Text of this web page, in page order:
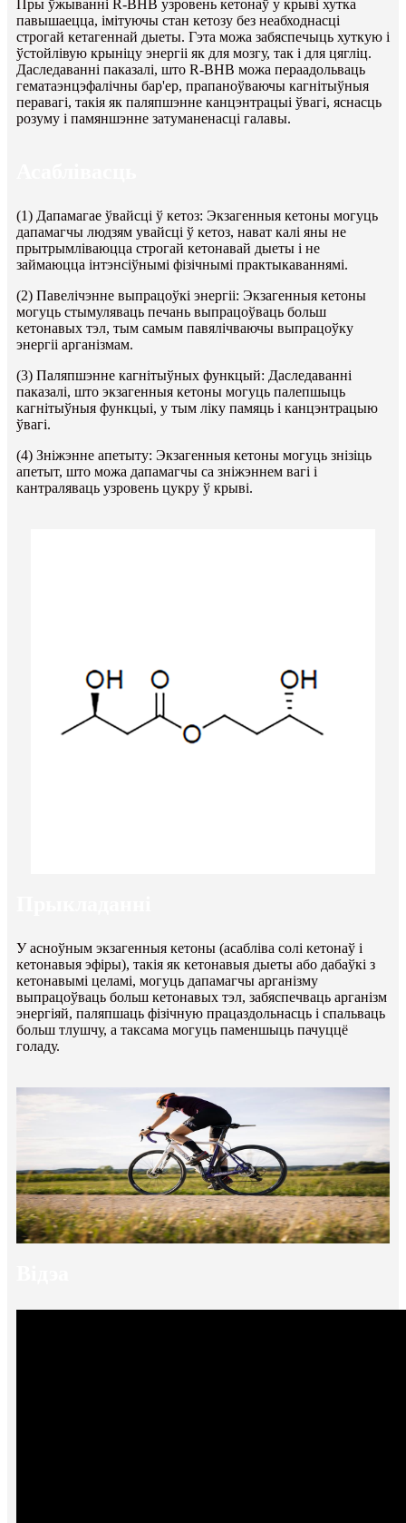
Пры ўжыванні R-BHB узровень кетонаў у крыві хутка
павышаецца, імітуючы стан кетозу без неабходнасці
строгай кетагеннай дыеты. Гэта можа забяспечыць хуткую і
ўстойлівую крыніцу энергіі як для мозгу, так і для цягліц.
Даследаванні паказалі, што R-BHB можа пераадольваць
гематаэнцэфалічны бар'ер, прапаноўваючы кагнітыўныя
перавагі, такія як паляпшэнне канцэнтрацыі ўвагі, яснасць
розуму і памяншэнне затуманенасці галавы.
(1) Дапамагае ўвайсці ў кетоз: Экзагенныя кетоны могуць
дапамагчы людзям увайсці ў кетоз, нават калі яны не
прытрымліваюцца строгай кетонавай дыеты і не
займаюцца інтэнсіўнымі фізічнымі практыкаваннямі.
(2) Павелічэнне выпрацоўкі энергіі: Экзагенныя кетоны
могуць стымуляваць печань выпрацоўваць больш
кетонавых тэл, тым самым павялічваючы выпрацоўку
энергіі арганізмам.
(3) Паляпшэнне кагнітыўных функцый: Даследаванні
паказалі, што экзагенныя кетоны могуць палепшыць
кагнітыўныя функцыі, у тым ліку памяць і канцэнтрацыю
ўвагі.
(4) Зніжэнне апетыту: Экзагенныя кетоны могуць знізіць
апетыт, што можа дапамагчы са зніжэннем вагі і
кантраляваць узровень цукру ў крыві.
У асноўным экзагенныя кетоны (асабліва солі кетонаў і
кетонавыя эфіры), такія як кетонавыя дыеты або дабаўкі з
кетонавымі целамі, могуць дапамагчы арганізму
выпрацоўваць больш кетонавых тэл, забяспечваць арганізм
энергіяй, паляпшаць фізічную працаздольнасць і спальваць
больш тлушчу, а таксама могуць паменшыць пачуццё
голаду.